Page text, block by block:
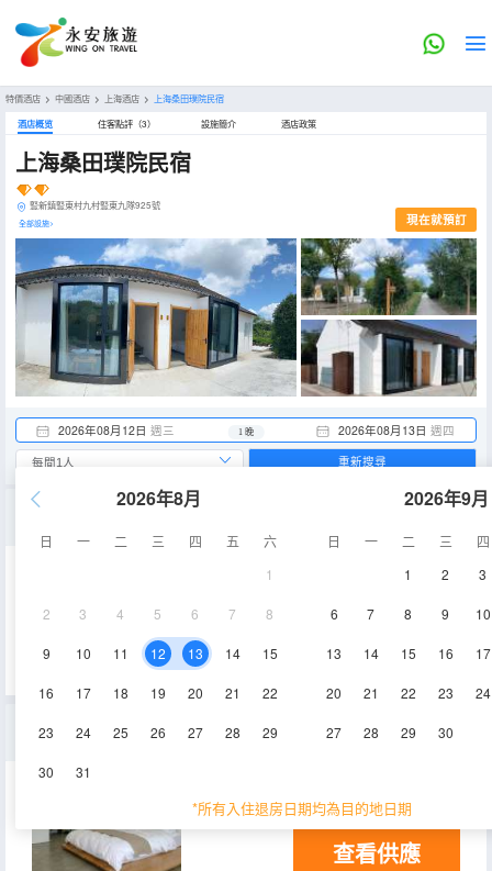
特價酒店 > 中國酒店 > 上海酒店 > 上海桑田璞院民宿
酒店概览 住客點評（3） 設施簡介 酒店政策
上海桑田璞院民宿
豎新鎮豎東村九村豎東九隊925號
全部設施> 現在就預訂
2026年08月12日 週三 2026年08月13日 週四
1 晚
2026年8月
日 一 二 三 四 五
六
1
2 3 4 5 6 7 8
9 10 11 12 13 14 15
16 17 18 19 20 21 22
23 24 25 26 27 28 29
30 31
2026年9月
日 一 二 三
四
1
2 3
6 7 8 9 10
13 14 15 16 17
20 21 22 23 24
27 28 29 30
*所有入住退房日期均為目的地日期
重新搜尋
空調
如意大床房
30㎡ 1層 空調
查看供應